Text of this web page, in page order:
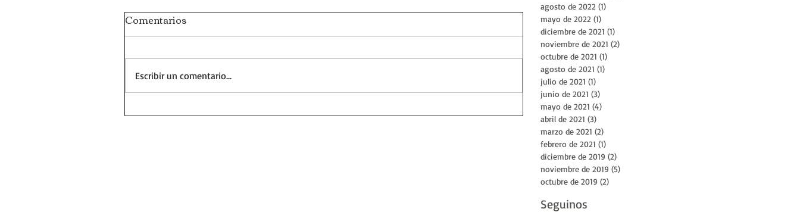
Comentarios
Escribir un comentario...
agosto de 2022 (1)
mayo de 2022 (1)
diciembre de 2021 (1)
noviembre de 2021 (2)
octubre de 2021 (1)
agosto de 2021 (1)
julio de 2021 (1)
junio de 2021 (3)
mayo de 2021 (4)
abril de 2021 (3)
marzo de 2021 (2)
febrero de 2021 (1)
diciembre de 2019 (2)
noviembre de 2019 (5)
octubre de 2019 (2)
Seguinos